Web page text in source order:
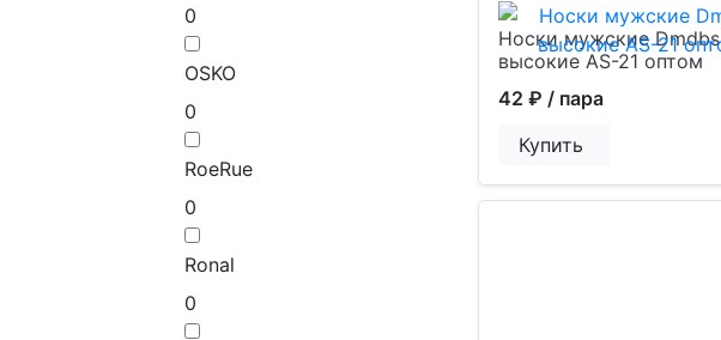
0
OSKO
0
RoeRue
0
Ronal
0
Носки мужские Dmdbs
высокие AS-21 оптом
42 ₽ / пара
Купить